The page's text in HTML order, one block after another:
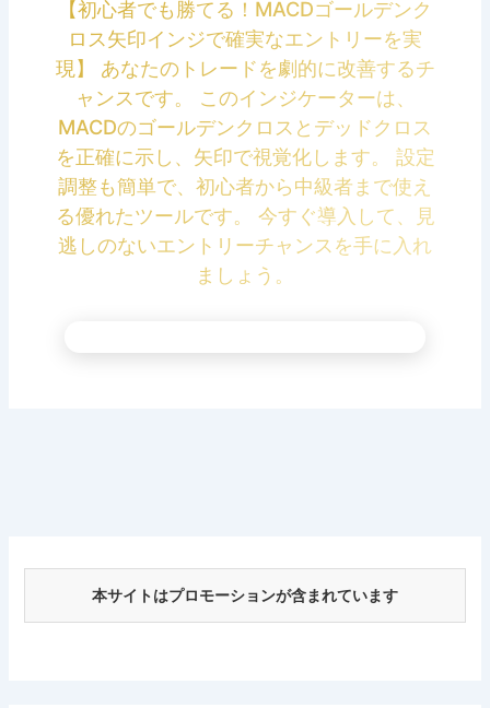
【初心者でも勝てる！MACDゴールデンク
ロス矢印インジで確実なエントリーを実
現】 あなたのトレードを劇的に改善するチ
ャンスです。 このインジケーターは、
MACDのゴールデンクロスとデッドクロス
を正確に示し、矢印で視覚化します。 設定
調整も簡単で、初心者から中級者まで使え
る優れたツールです。 今すぐ導入して、見
逃しのないエントリーチャンスを手に入れ
ましょう。
本サイトはプロモーションが含まれています